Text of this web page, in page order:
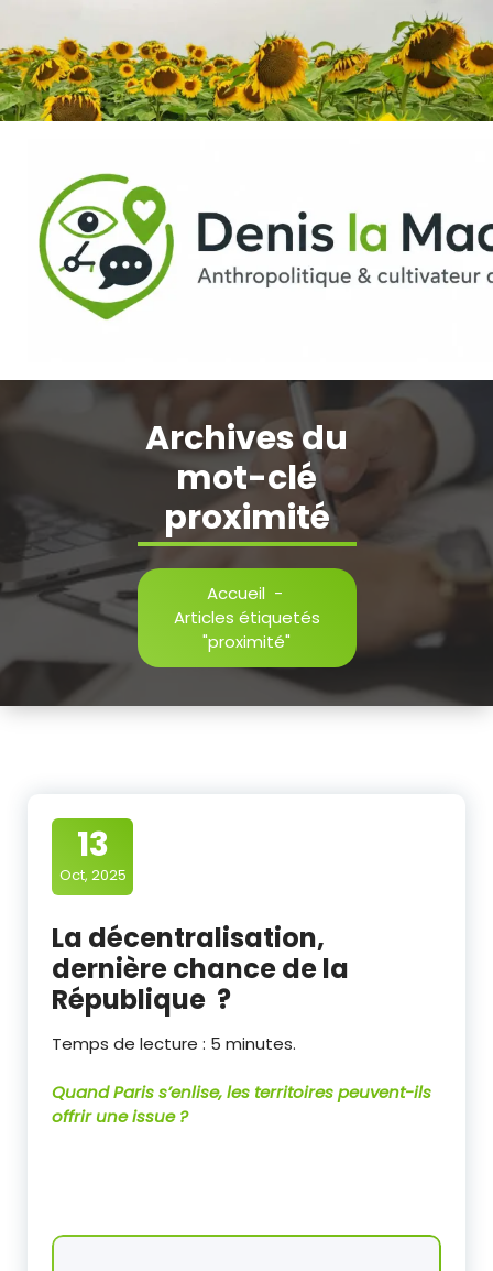
contenu
Archives du
mot-clé
proximité
Accueil-
Articles étiquetés
"proximité"
13
Oct, 2025
La décentralisation,
dernière chance de la
République ?
Temps de lecture : 5 minutes.
Quand Paris s’enlise, les territoires peuvent-ils
offrir une issue ?